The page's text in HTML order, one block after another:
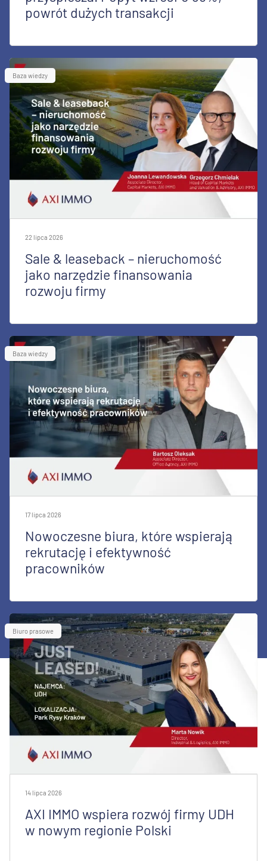
powrót dużych transakcji
Baza wiedzy
22 lipca 2026
Sale & leaseback – nieruchomość
jako narzędzie finansowania
rozwoju firmy
Baza wiedzy
17 lipca 2026
Nowoczesne biura, które wspierają
rekrutację i efektywność
pracowników
Biuro prasowe
14 lipca 2026
AXI IMMO wspiera rozwój firmy UDH
w nowym regionie Polski